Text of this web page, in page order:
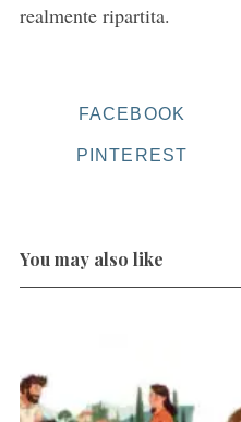
realmente ripartita.
FACEBOOK
PINTEREST
You may also like